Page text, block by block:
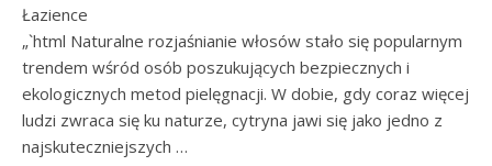
Łazience
„`html Naturalne rozjaśnianie włosów stało się popularnym
trendem wśród osób poszukujących bezpiecznych i
ekologicznych metod pielęgnacji. W dobie, gdy coraz więcej
ludzi zwraca się ku naturze, cytryna jawi się jako jedno z
najskuteczniejszych …